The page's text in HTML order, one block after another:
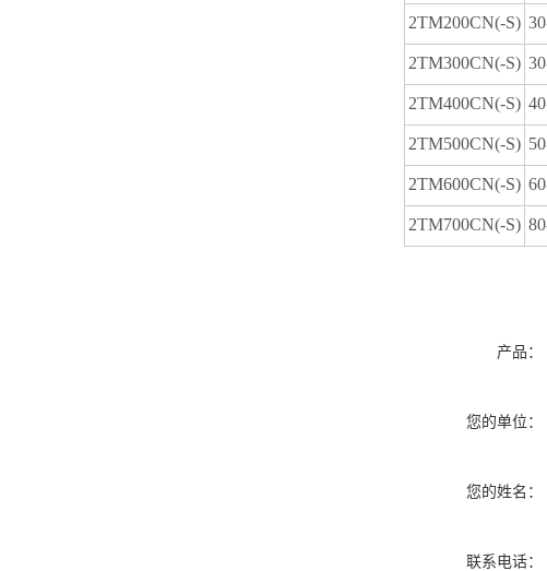
2TM200CN(-S)
2TM300CN(-S)
2TM400CN(-S)
2TM500CN(-S)
2TM600CN(-S)
2TM700CN(-S)
产品：
您的单位：
您的姓名：
联系电话：